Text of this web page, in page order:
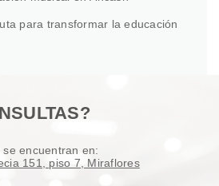
para transformar la educación
encuentran en:
151, piso 7, Miraflores